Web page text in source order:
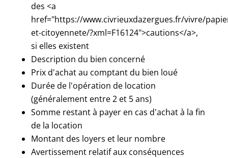
des <a
href="https://www.civrieuxdazergues.fr/vivre/
et-citoyennete/?xml=F16124">cautions</a>,
si elles existent
Description du bien concerné
Prix d'achat au comptant du bien loué
Durée de l'opération de location
(généralement entre 2 et 5 ans)
Somme restant à payer en cas d'achat à la fin
de la location
Montant des loyers et leur nombre
Avertissement relatif aux conséquences